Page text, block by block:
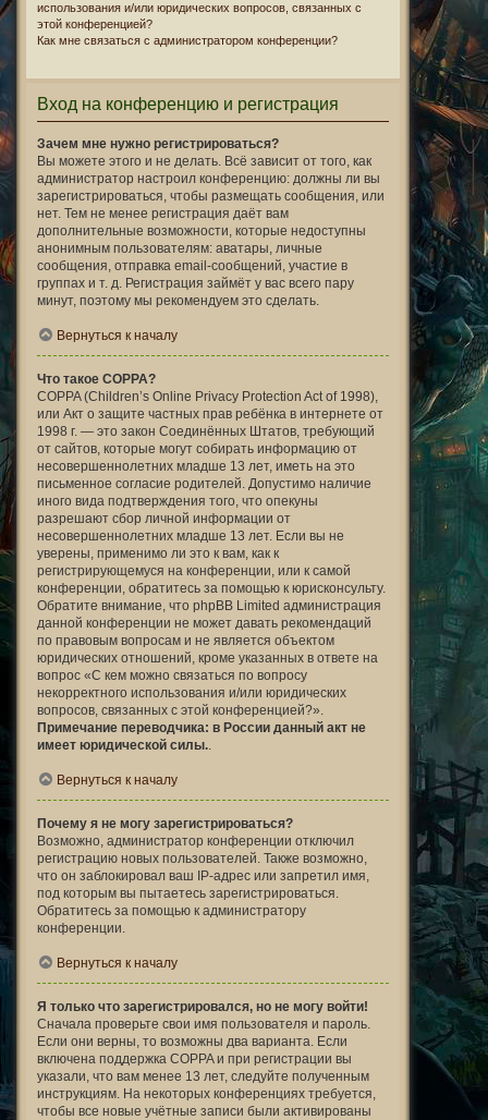
использования и/или юридических вопросов, связанных с
этой конференцией?
Как мне связаться с администратором конференции?
Вход на конференцию и регистрация
Зачем мне нужно регистрироваться?
Вы можете этого и не делать. Всё зависит от того, как
администратор настроил конференцию: должны ли вы
зарегистрироваться, чтобы размещать сообщения, или
нет. Тем не менее регистрация даёт вам
дополнительные возможности, которые недоступны
анонимным пользователям: аватары, личные
сообщения, отправка email-сообщений, участие в
группах и т. д. Регистрация займёт у вас всего пару
минут, поэтому мы рекомендуем это сделать.
Вернуться к началу
Что такое COPPA?
COPPA (Children’s Online Privacy Protection Act of 1998),
или Акт о защите частных прав ребёнка в интернете от
1998 г. — это закон Соединённых Штатов, требующий
от сайтов, которые могут собирать информацию от
несовершеннолетних младше 13 лет, иметь на это
письменное согласие родителей. Допустимо наличие
иного вида подтверждения того, что опекуны
разрешают сбор личной информации от
несовершеннолетних младше 13 лет. Если вы не
уверены, применимо ли это к вам, как к
регистрирующемуся на конференции, или к самой
конференции, обратитесь за помощью к юрисконсульту.
Обратите внимание, что phpBB Limited администрация
данной конференции не может давать рекомендаций
по правовым вопросам и не является объектом
юридических отношений, кроме указанных в ответе на
вопрос «С кем можно связаться по вопросу
некорректного использования и/или юридических
вопросов, связанных с этой конференцией?».
Примечание переводчика: в России данный акт не
имеет юридической силы..
Вернуться к началу
Почему я не могу зарегистрироваться?
Возможно, администратор конференции отключил
регистрацию новых пользователей. Также возможно,
что он заблокировал ваш IP-адрес или запретил имя,
под которым вы пытаетесь зарегистрироваться.
Обратитесь за помощью к администратору
конференции.
Вернуться к началу
Я только что зарегистрировался, но не могу войти!
Сначала проверьте свои имя пользователя и пароль.
Если они верны, то возможны два варианта. Если
включена поддержка COPPA и при регистрации вы
указали, что вам менее 13 лет, следуйте полученным
инструкциям. На некоторых конференциях требуется,
чтобы все новые учётные записи были активированы